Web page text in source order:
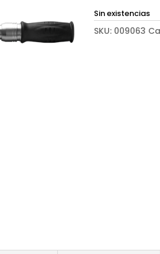
Sin existencias
SKU: 009063